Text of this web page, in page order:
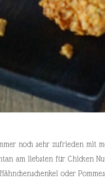
noch sehr zufrieden mit
am liebsten für Chicken
oder